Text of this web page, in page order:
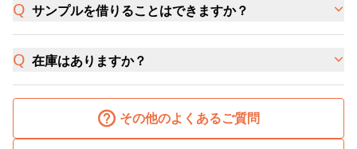
サンプルを借りることはできますか？
在庫はありますか？
その他のよくあるご質問